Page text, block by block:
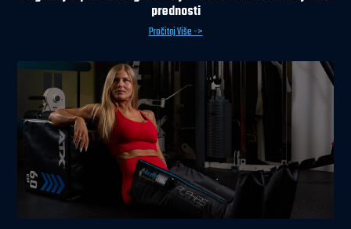
prednosti
Pročitaj Više ->